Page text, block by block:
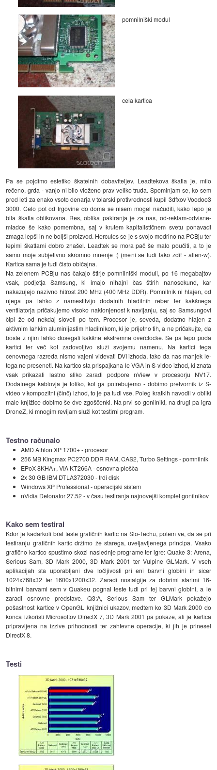
pomnilniški modul
cela kartica
Pa se pojdimo estetiko škatelnih dobaviteljev. Leadtekova škatla je, milo
rečeno, grda - vanjo ni bilo vloženo prav veliko truda. Spominjam se, ko sem
pred leti za enako vsoto denarja v tolarski protivrednosti kupil 3dfxov Voodoo3
3000. Celo pot od trgovine do doma se nisem mogel načuditi, kako lepo je
bila škatla oblikovana. Res, oblika pakiranja je za nas, od-reklam-odvisne-
mladce še kako pomembna, saj v krutem kapitalističnem svetu ponavadi
zmaga lepši in ne boljši proizvod. Hercules se je s svojo modrino na PCBju ter
lepimi škatlami dobro znašel. Leadtek se mora pač še malo poučiti, a to je
samo moje subjetivno skromno mnenje :) (meni se tudi tako zdi! - alien-w).
Kartica sama je tudi čisto običajna.
Na zelenem PCBju nas čakajo štirje pomnilniški moduli, po 16 megabajtov
vsak, podjetja Samsung, ki imajo nihajni čas štirih nanosekund, kar
nakazujejo nazivno hitrost 200 MHz (400 MHz DDR). Pomnilnik ni hlajen, od
njega pa lahko z namestitvijo dodatnih hladilnih reber ter kakšnega
ventilatorja pričakujemo visoko naklonjenost k navijanju, saj so Samsungovi
čipi že od nekdaj sloveli po tem. Procesor je, seveda, dodatno hlajen z
aktivnim lahkim aluminijastim hladilnikom, ki je prijetno tih, a ne pričakujte, da
boste z njim lahko dosegali kakšne ekstremne overclocke. Se pa lepo poda
kartici ter več kot zadovoljivo služi svojemu namenu. Na kartici tega
cenovnega razreda nismo vajeni videvati DVI izhoda, tako da nas manjek le-
tega ne preseneti. Na kartico sta prispajkana le VGA in S-video izhod, ki znata
vsak prikazati lastno sliko zaradi podpore nView v procesorju NV17.
Dodatnega kablovja je toliko, kot ga potrebujemo - dobimo pretvornik iz S-
video v kompozitni (činč) izhod, to je pa tudi vse. Poleg kratkih navodil v obliki
male knjižice dobimo še dve zgoščenki. Na prvi so gonilniki, na drugi pa igra
DroneZ, ki mnogim revijam služi kot testirni program.
Testno računalo
AMD Athlon XP 1700+ - procesor
256 MB Kingmax PC2700 DDR RAM, CAS2, Turbo Settings - pomnilnik
EPoX 8KHA+, VIA KT266A - osnovna plošča
2x 30 GB IBM DTLA372030 - trdi disk
Windows XP Professional - operacijski sistem
nVidia Detonator 27.52 - v času testiranja najnovejši komplet gonilnikov
Kako sem testiral
Kdor je kadarkoli bral teste grafičnih kartic na Slo-Techu, potem ve, da se pri
testiranju grafičnih kartic držimo že starega, uveljavljenega principa. Vsako
grafično kartico spustimo skozi naslednje programe ter igre: Quake 3: Arena,
Serious Sam, 3D Mark 2000, 3D Mark 2001 ter Vulpine GLMark. V vseh
aplikacijah sta uporabljani dve ločljivosti pri eni barvni globini in sicer
1024x768x32 ter 1600x1200x32. Zaradi nostalgije za dobrimi starimi 16-
bitnimi barvami sem v Quakeu pognal teste tudi pri tej barvni globini, a le
zaradi osnovne predstave. Q3:A, Serious Sam ter GLMark pokažejo
pošastnost kartice v OpenGL knjižnici ukazov, medtem ko 3D Mark 2000 do
konca izkoristi Microsoftov DirectX 7, 3D Mark 2001 pa pokaže, ali je kartica
pripravljena na izzive prihodnosti ter zahtevne operacije, ki jih je prinesel
DirectX 8.
Testi